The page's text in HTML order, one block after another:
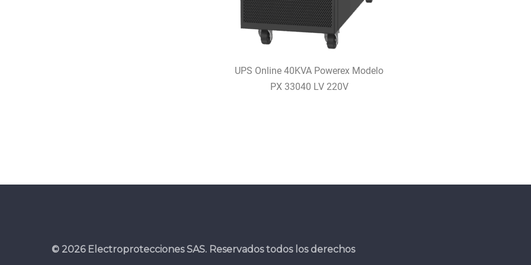
UPS Online 40KVA Powerex Modelo
PX 33040 LV 220V
© 2026 Electroprotecciones SAS. Reservados todos los derechos